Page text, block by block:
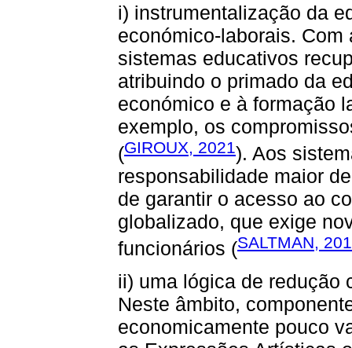
i) instrumentalização da
económico-laborais.
sistemas educativos
atribuindo o primado da
económico e à formação
exemplo, os
(GIROUX, 2021). Aos
responsabilidade maior
de garantir o acesso ao
globalizado, que exige
funcionários (SALTMAN,
ii) uma lógica de redução
Neste âmbito,
economicamente pouco